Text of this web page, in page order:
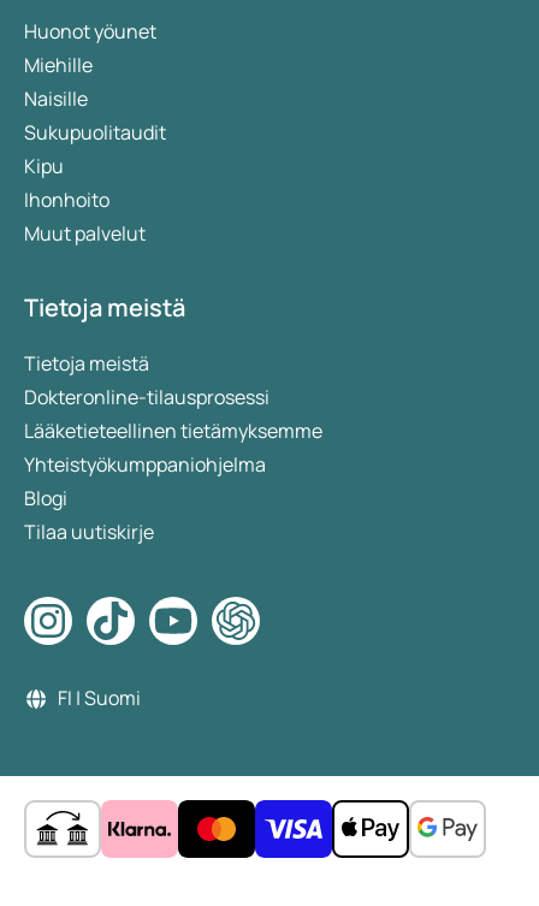
Huonot yöunet
Miehille
Naisille
Sukupuolitaudit
Kipu
Ihonhoito
Muut palvelut
Tietoja meistä
Tietoja meistä
Dokteronline-tilausprosessi
Lääketieteellinen tietämyksemme
Yhteistyökumppaniohjelma
Blogi
Tilaa uutiskirje
FI | Suomi